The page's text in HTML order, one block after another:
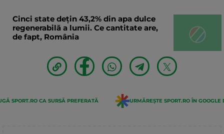
Cinci state dețin 43,2% din apa dulce
regenerabilă a lumii. Ce cantitate are,
de fapt, România
SPORT.RO CA SURSĂ PREFERATĂ URMĂREȘTE SPORT.RO ÎN GOOGLE